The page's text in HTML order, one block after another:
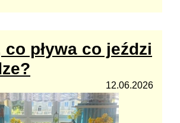
co pływa co jeździ
12.06.2026